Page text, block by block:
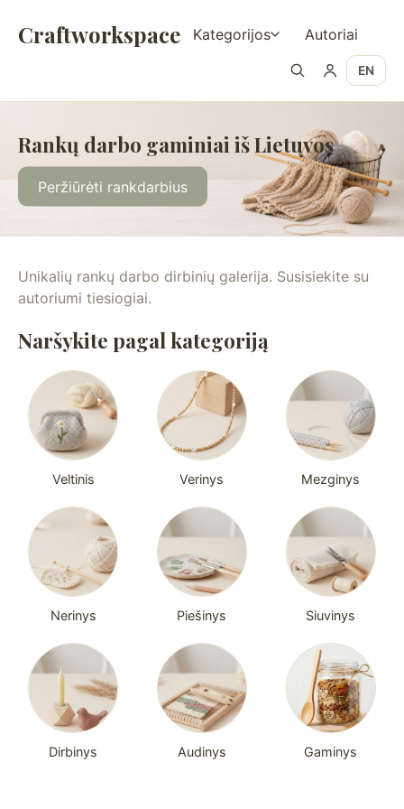
Craftworkspace Kategorijos Autoriai
EN
Rankų darbo gaminiai iš Lietuvos
Peržiūrėti rankdarbius
Unikalių rankų darbo dirbinių galerija. Susisiekite su
autoriumi tiesiogiai.
Naršykite pagal kategoriją
Veltinis Verinys Mezginys
Nerinys Piešinys Siuvinys
Dirbinys Audinys Gaminys